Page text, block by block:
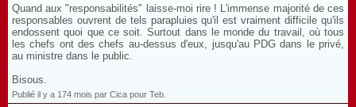
Quand aux "responsabilités" laisse-moi rire ! L'immense majorité de ces
responsables ouvrent de tels parapluies qu'il est vraiment difficile qu'ils
endossent quoi que ce soit. Surtout dans le monde du travail, où tous
les chefs ont des chefs au-dessus d'eux, jusqu'au PDG dans le privé,
au ministre dans le public.
Bisous.
Publié il y a 174 mois par Cica pour Teb.